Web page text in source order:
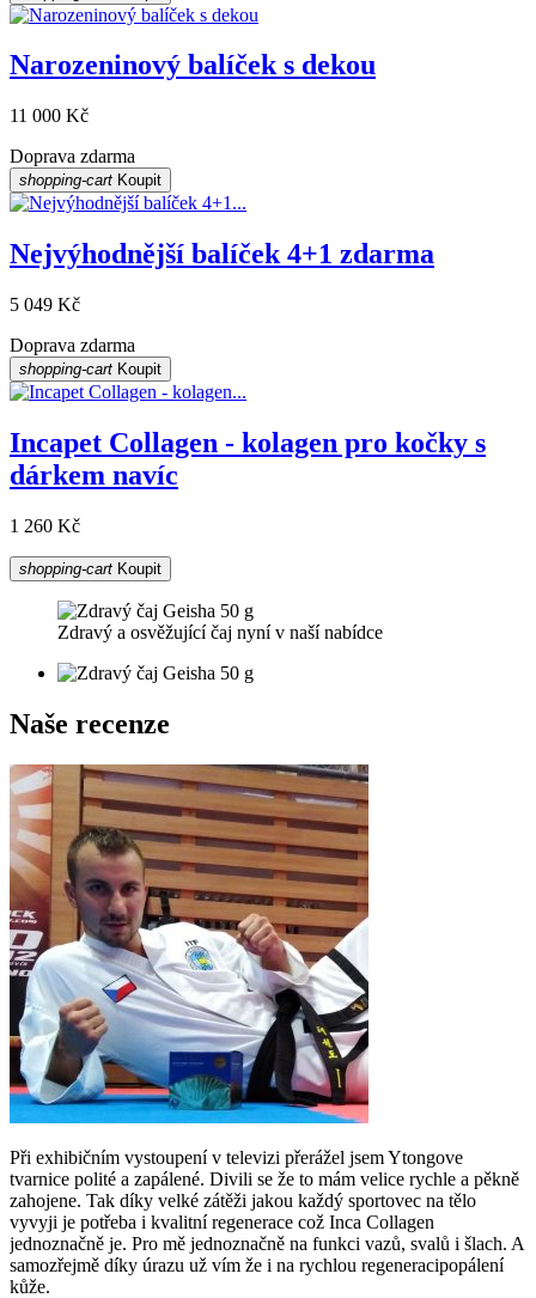
Narozeninový balíček s dekou
11 000 Kč
Doprava zdarma
shopping-cart Koupit
Nejvýhodnější balíček 4+1 zdarma
5 049 Kč
Doprava zdarma
shopping-cart Koupit
Incapet Collagen - kolagen pro kočky s
dárkem navíc
1 260 Kč
shopping-cart Koupit
Zdravý a osvěžující čaj nyní v naší nabídce
Naše recenze
Při exhibičním vystoupení v televizi přerážel jsem Ytongove
tvarnice polité a zapálené. Divili se že to mám velice rychle a pěkně
zahojene. Tak díky velké zátěži jakou každý sportovec na tělo
vyvyji je potřeba i kvalitní regenerace což Inca Collagen
jednoznačně je. Pro mě jednoznačně na funkci vazů, svalů i šlach. A
samozřejmě díky úrazu už vím že i na rychlou regeneracipopálení
kůže.